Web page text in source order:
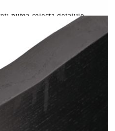
putea selecta detaliile
с информационна цел.
си с бутона "Добави в
можете да изберете броя
с информационна цел.
си с бутона "Добави в
можете да изберете броя